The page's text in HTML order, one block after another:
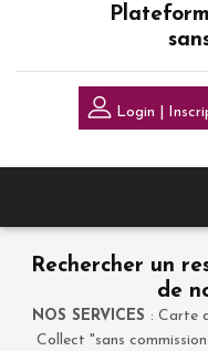
Login |
Rechercher un
de
NOS SERVICES : Carte
Collect "sans